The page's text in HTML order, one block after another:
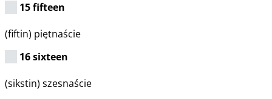
15 fifteen
(fiftin) piętnaście
16 sixteen
(sikstin) szesnaście